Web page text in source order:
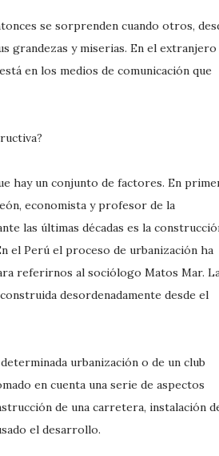
se sorprenden cuando otros,
grandezas y miserias. En el extranjero
en los medios de comunicación que
hay un conjunto de factores. En
economista y profesor de la
las últimas décadas es la
el Perú el proceso de urbanización ha
referirnos al sociólogo Matos Mar.
desordenadamente desde el
urbanización o de un club
en cuenta una serie de aspectos
de una carretera, instalación
el desarrollo.